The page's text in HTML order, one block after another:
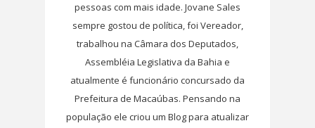
pessoas com mais idade. Jovane Sales
sempre gostou de política, foi Vereador,
trabalhou na Câmara dos Deputados,
Assembléia Legislativa da Bahia e
atualmente é funcionário concursado da
Prefeitura de Macaúbas. Pensando na
população ele criou um Blog para atualizar